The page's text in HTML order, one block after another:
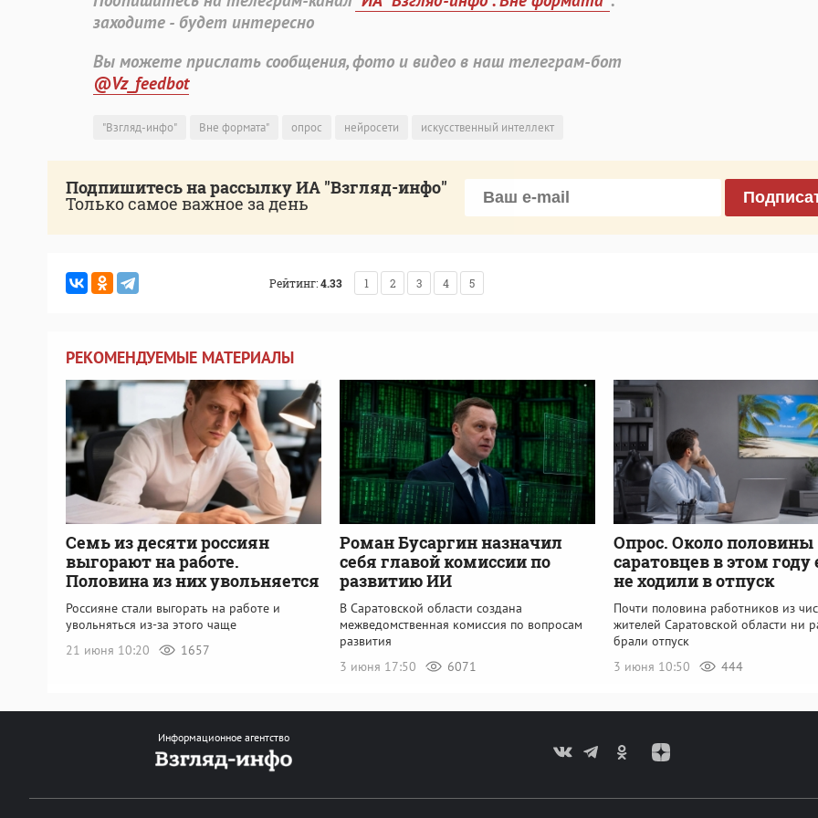
заходите - будет интересно
Вы можете прислать сообщения, фото и видео в наш телеграм-бот
@Vz_feedbot
"Взгляд-инфо" Вне формата" опрос нейросети искусственный интеллект
Подпишитесь на рассылку ИА "Взгляд-инфо"
Только самое важное за день
Рейтинг:4.33 1 2 3 4 5
РЕКОМЕНДУЕМЫЕ МАТЕРИАЛЫ
Семь из десяти россиян
выгорают на работе.
Половина из них увольняется
Россияне стали выгорать на работе и
увольняться из-за этого чаще
21 июня 10:20
1657
Роман Бусаргин назначил
себя главой комиссии по
развитию ИИ
В Саратовской области создана
межведомственная комиссия по вопросам
развития
3 июня 17:50
6071
Опрос. Около половины
саратовцев в этом
не ходили в отпуск
Почти половина работников из
жителей Саратовской области ни
брали отпуск
3 июня 10:50
444
Информационное агентство